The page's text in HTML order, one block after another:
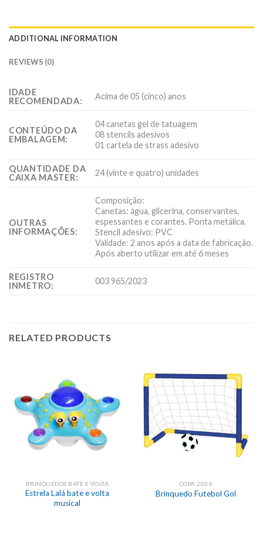
ADDITIONAL INFORMATION
REVIEWS (0)
IDADE
RECOMENDADA:
Acima de 05 (cinco) anos
CONTEÚDO DA
EMBALAGEM:
04 canetas gel de tatuagem
08 stencils adesivos
01 cartela de strass adesivo
QUANTIDADE DA
CAIXA MASTER:
24 (vinte e quatro) unidades
OUTRAS
INFORMAÇÕES:
Composição:
Canetas: água, glicerina, conservantes,
espessantes e corantes. Ponta metálica.
Stencil adesivo: PVC
Validade: 2 anos após a data de fabricação.
Após aberto utilizar em até 6 meses
REGISTRO
INMETRO:
003 965/2023
RELATED PRODUCTS
BRINQUEDOS BATE E VOLTA
Estrela Lalá bate e volta
musical
COPA 2026
Brinquedo Futebol Gol